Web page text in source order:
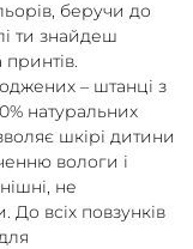
беручи до
ти знайдеш
– штанці з
натуральних
шкірі дитини
вологи і
не
До всіх повзунків